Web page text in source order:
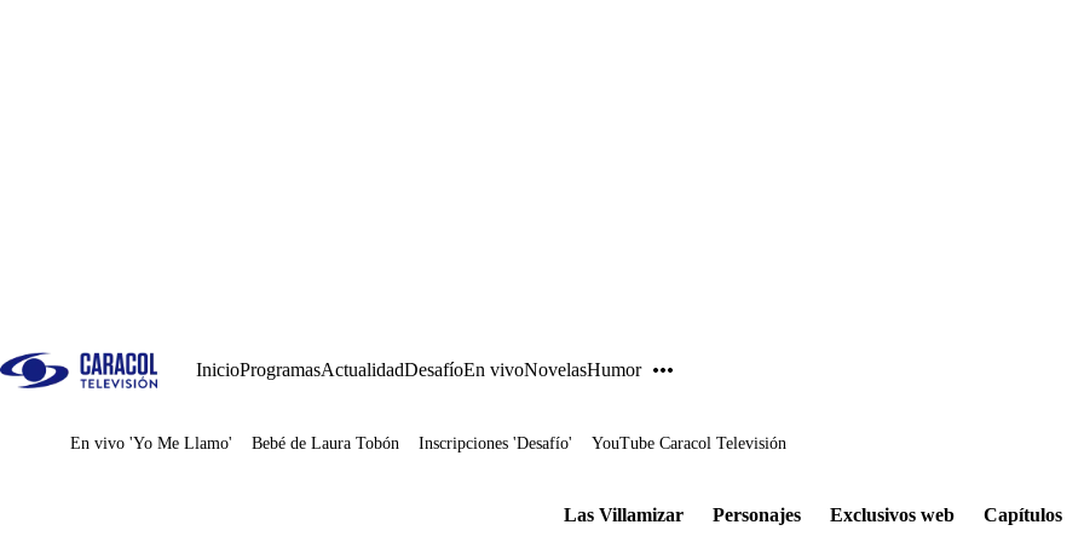
InicioProgramasActualidadDesafíoEn vivoNovelasHumor
Juegos
En vivo 'Yo Me Llamo' Bebé de Laura Tobón Inscripciones 'Desafío' YouTube Caracol Televisión
Las Villamizar Personajes Exclusivos web Capítulos